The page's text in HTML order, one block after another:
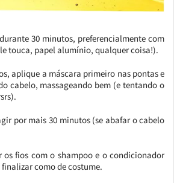
30 minutos, preferencialmente com
touca, papel alumínio, qualquer coisa!).
aplique a máscara primeiro nas pontas e
cabelo, massageando bem (e tentando o
por mais 30 minutos (se abafar o cabelo
os fios com o shampoo e o condicionador
como de costume.